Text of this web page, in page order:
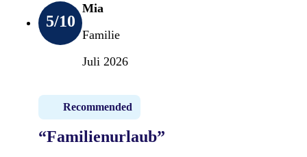
5/10
Mia
Familie
Juli 2026
Recommended
“Familienurlaub”